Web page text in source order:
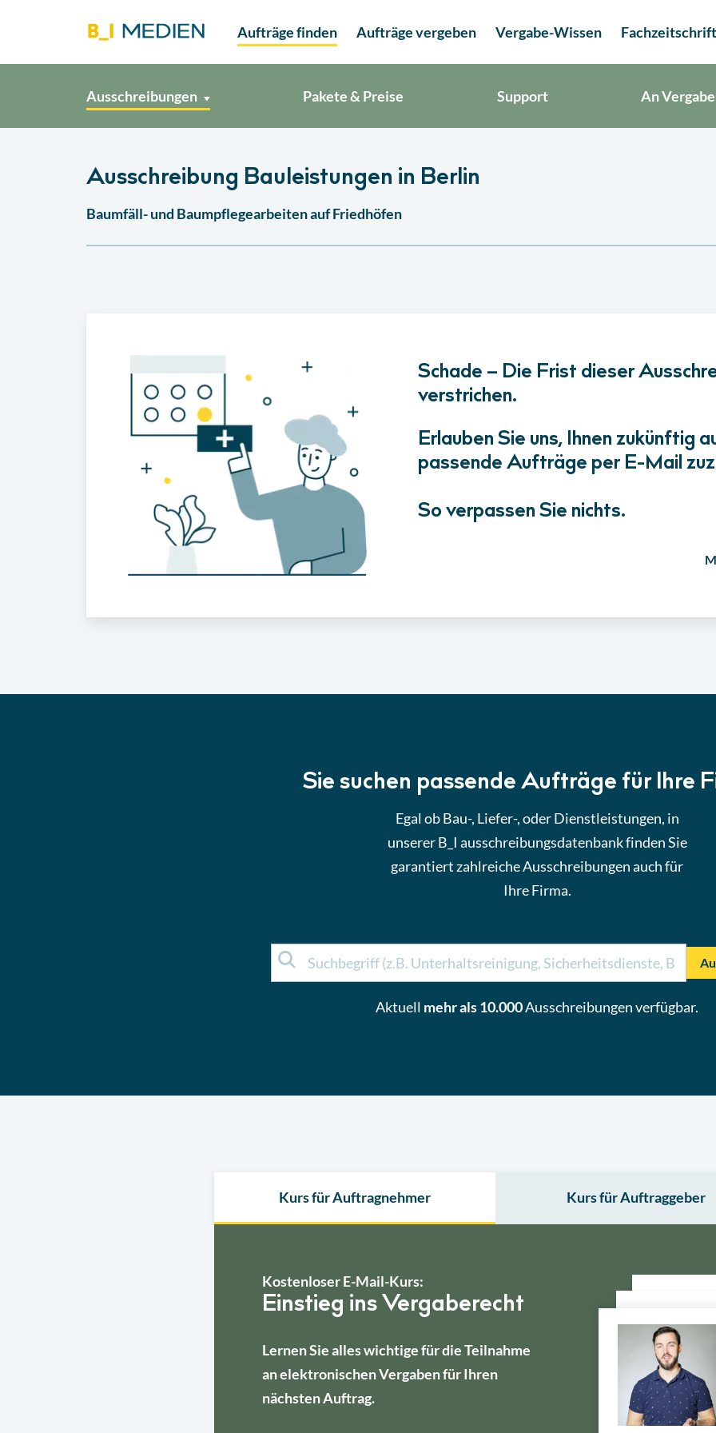
Aufträge finden Aufträge vergeben Vergabe-Wissen
Ausschreibungen Pakete & Preise Support An
Ausschreibung Bauleistungen in Berlin
Baumfäll- und Baumpflegearbeiten auf Friedhöfen
Schade – Die Frist dieser
verstrichen.
Erlauben Sie uns, Ihnen zukünftig
passende Aufträge per E-Mail
So verpassen Sie nichts.
Sie suchen passende Aufträge für Ihre
Egal ob Bau-, Liefer-, oder Dienstleistungen, in
unserer B_I ausschreibungsdatenbank finden Sie
garantiert zahlreiche Ausschreibungen auch für
Ihre Firma.
Aktuell mehr als 10.000Ausschreibungen verfügbar.
Kurs für Auftragnehmer Kurs für Auftraggeber
Kostenloser E-Mail-Kurs:
Einstieg ins Vergaberecht
Lernen Sie alles wichtige für die Teilnahme
an elektronischen Vergaben für Ihren
nächsten Auftrag.